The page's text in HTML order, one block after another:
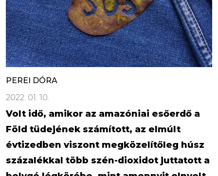
PEREI DÓRA
2022. 01. 10.
Volt idő, amikor az amazóniai esőerdő a
Föld tüdejének számított, az elmúlt
évtizedben viszont megközelítőleg húsz
százalékkal több szén-dioxidot juttatott a